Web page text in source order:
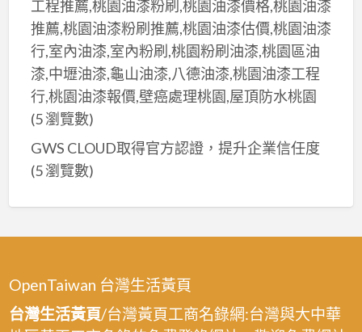
工程推薦,桃園油漆粉刷,桃園油漆價格,桃園油漆
推薦,桃園油漆粉刷推薦,桃園油漆估價,桃園油漆
行,室內油漆,室內粉刷,桃園粉刷油漆,桃園區油
漆,中壢油漆,龜山油漆,八德油漆,桃園油漆工程
行,桃園油漆報價,壁癌處理桃園,屋頂防水桃園
(5 瀏覽數)
GWS CLOUD取得官方認證，提升企業信任度
(5 瀏覽數)
OpenTaiwan 台灣生活黃頁
台灣生活黃頁/台灣黃頁工商名錄網:台灣與大中華